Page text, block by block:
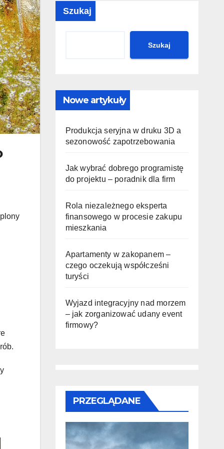
przyjaźnie dla
środowiska?
Szukaj
Szukaj
Nowe artykuły
Produkcja seryjna w druku 3D a
sezonowość zapotrzebowania
Jak wybrać dobrego programistę
do projektu – poradnik dla firm
Rola niezależnego eksperta
finansowego w procesie zakupu
mieszkania
Apartamenty w zakopanem –
czego oczekują współcześni
turyści
Wyjazd integracyjny nad morzem
– jak zorganizować udany event
firmowy?
PRZEGLĄDANE